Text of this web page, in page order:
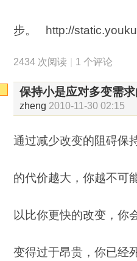
步。 http://
2434 次阅读 | 1 个评论
保持小是应对多变需
zheng 2010-11-30 02:15
通过减少改变的阻碍保
的代价越大，你越不可
以比你更快的改变，你
变得过于昂贵，你已经